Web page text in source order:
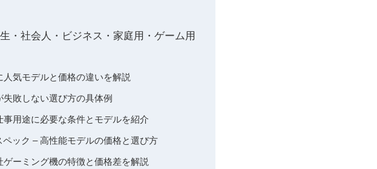
・社会人・ビジネス・家庭用・ゲーム用
気モデルと価格の違いを解説
敗しない選び方の具体例
用途に必要な条件とモデルを紹介
ック – 高性能モデルの価格と選び方
ーミング機の特徴と価格差を解説